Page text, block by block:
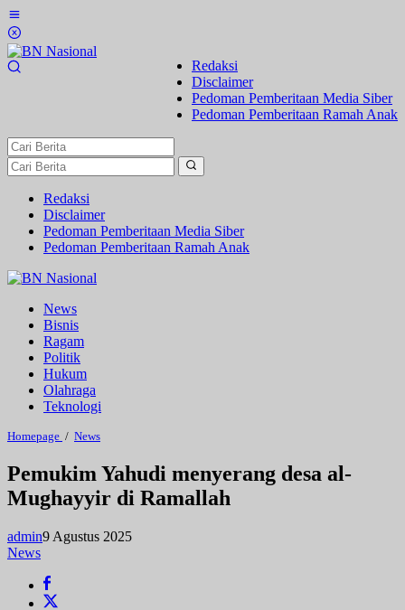
Lewati
ke
konten
Redaksi
Disclaimer
Pedoman Pemberitaan Media Siber
Pedoman Pemberitaan Ramah Anak
Redaksi
Disclaimer
Pedoman Pemberitaan Media Siber
Pedoman Pemberitaan Ramah Anak
News
Bisnis
Ragam
Politik
Hukum
Olahraga
Teknologi
Homepage / NewsPemukim
menyerang
desa
al-
Mughayyir
Ramallah
Pemukim Yahudi menyerang desa al-
Mughayyir di Ramallah
admin9 Agustus 2025
News